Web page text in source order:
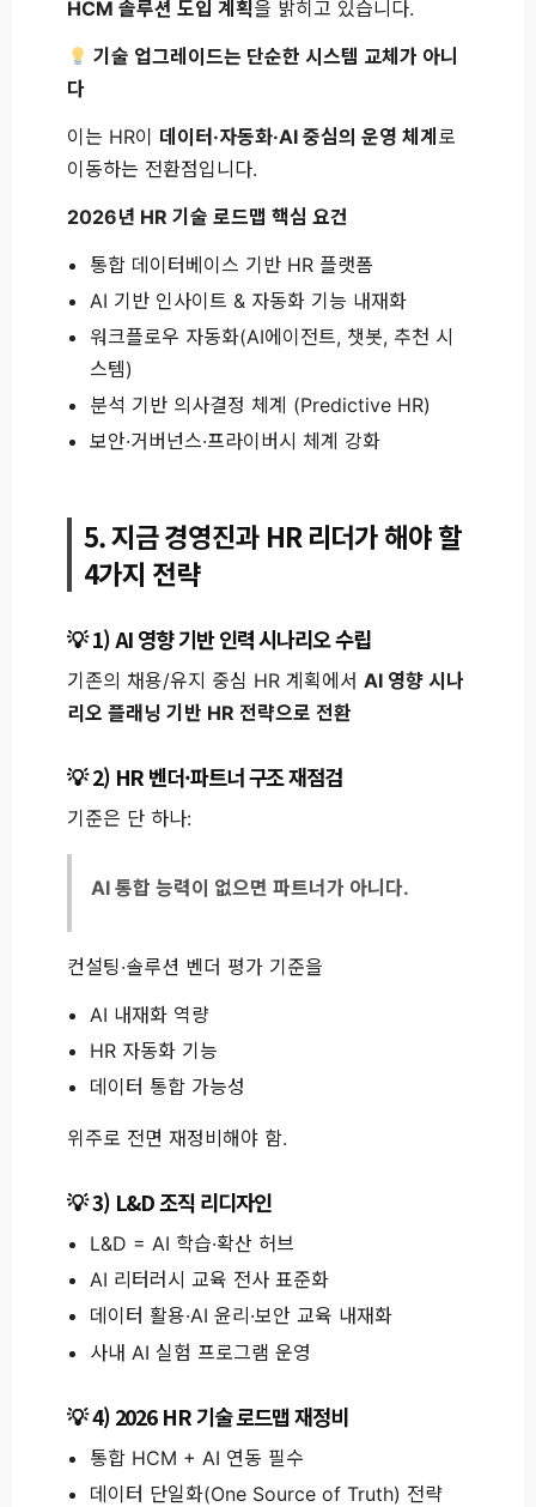
HCM 솔루션 도입 계획을 밝히고 있습니다.
기술 업그레이드는 단순한 시스템 교체가 아니
다
이는 HR이 데이터·자동화·AI 중심의 운영 체계로
이동하는 전환점입니다.
2026년 HR 기술 로드맵 핵심 요건
통합 데이터베이스 기반 HR 플랫폼
AI 기반 인사이트 & 자동화 기능 내재화
워크플로우 자동화(AI에이전트, 챗봇, 추천 시
스템)
분석 기반 의사결정 체계 (Predictive HR)
보안·거버넌스·프라이버시 체계 강화
5. 지금 경영진과 HR 리더가 해야 할
4가지 전략
1) AI 영향 기반 인력 시나리오 수립
기존의 채용/유지 중심 HR 계획에서 AI 영향 시나
리오 플래닝 기반 HR 전략으로 전환
2) HR 벤더·파트너 구조 재점검
기준은 단 하나:
AI 통합 능력이 없으면 파트너가 아니다.
컨설팅·솔루션 벤더 평가 기준을
AI 내재화 역량
HR 자동화 기능
데이터 통합 가능성
위주로 전면 재정비해야 함.
3) L&D 조직 리디자인
L&D = AI 학습·확산 허브
AI 리터러시 교육 전사 표준화
데이터 활용·AI 윤리·보안 교육 내재화
사내 AI 실험 프로그램 운영
4) 2026 HR 기술 로드맵 재정비
통합 HCM + AI 연동 필수
데이터 단일화(One Source of Truth) 전략